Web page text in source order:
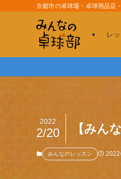
京都市の卓球場・卓球用品店
レ
【みん
2022
2/20
みんなのレッスン 2022